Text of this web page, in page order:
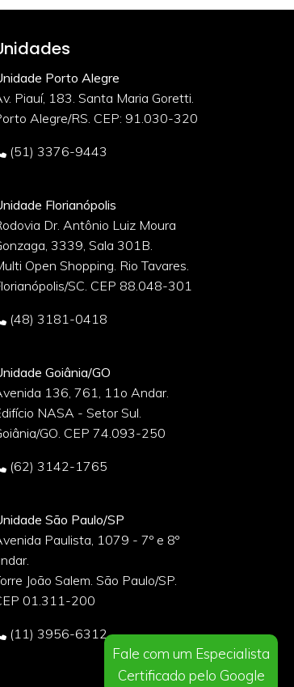
Porto Alegre
Piauí, 183. Santa Maria Goretti.
Alegre/RS. CEP: 91.030-320
(51) 3376-9443
Florianópolis
Dr. Antônio Luiz Moura
3339, Sala 301B.
Open Shopping. Rio Tavares.
SC. CEP 88.048-301
(48) 3181-0418
Goiânia/GO
136, 761, 11o Andar.
NASA - Setor Sul.
GO. CEP 74.093-250
(62) 3142-1765
São Paulo/SP
Paulista, 1079 - 7º e 8º
João Salem. São Paulo/SP.
01.311-200
(11) 3956-6312
Fale com um Especialista
Certificado pelo Google